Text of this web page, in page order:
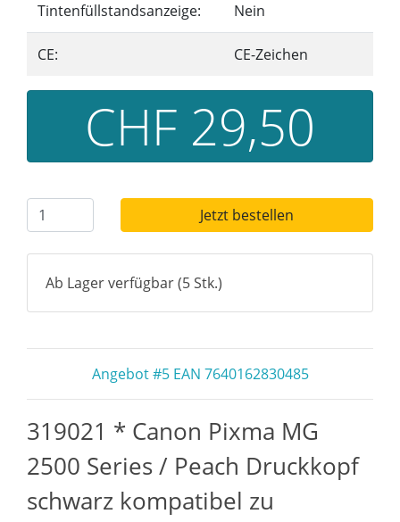
Tintenfüllstandsanzeige: Nein
CE: CE-Zeichen
CHF 29,50
Jetzt bestellen
Ab Lager verfügbar (5 Stk.)
Angebot #5 EAN 7640162830485
319021 * Canon Pixma MG
2500 Series / Peach Druckkopf
schwarz kompatibel zu